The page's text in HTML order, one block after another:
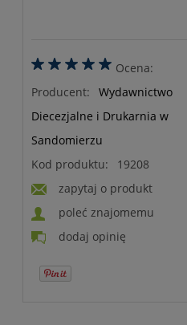
Ocena:
Producent:
Wydawnictwo
Diecezjalne i Drukarnia w
Sandomierzu
Kod produktu:
19208
zapytaj o produkt
poleć znajomemu
dodaj opinię